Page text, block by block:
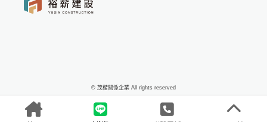
© 茂楷關係企業 All rights reserved